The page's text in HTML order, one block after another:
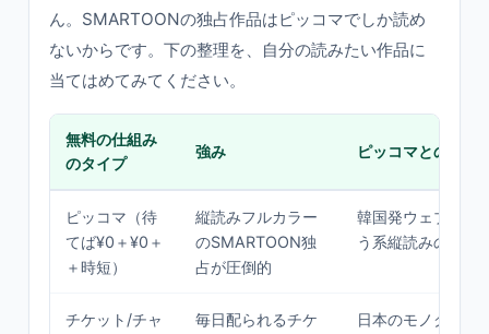
ん。SMARTOONの独占作品はピッコマでしか読め
ないからです。下の整理を、自分の読みたい作品に
当てはめてみてください。
無料の仕組み
のタイプ
強み ピッコマとの併用
ピッコマ（待
てば¥0＋¥0＋
＋時短）
縦読みフルカラー
のSMARTOON独
占が圧倒的
韓国発ウェブトゥ
う系縦読みのメイ
チケット/チャ
毎日配られるチケ
日本のモノクロ連